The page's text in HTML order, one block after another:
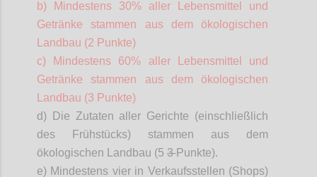
b) Mindestens 30% aller Lebensmittel und
Getränke stammen aus dem ökologischen
Landbau (2 Punkte)
c) Mindestens 60% aller Lebensmittel und
Getränke stammen aus dem ökologischen
Landbau (3 Punkte)
d) Die Zutaten aller Gerichte (einschließlich
des Frühstücks) stammen aus dem
ökologischen Landbau (5 3Punkte).
e) Mindestens vier in Verkaufsstellen (Shops)